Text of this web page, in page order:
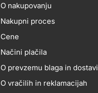
eshop
O nakupovanju
Nakupni proces
Cene
Načini plačila
O prevzemu blaga in dostavi
O vračilih in reklamacijah